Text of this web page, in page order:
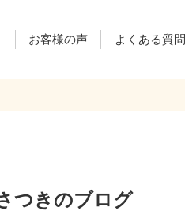
お客様の声 よくある質問
つきのブログ